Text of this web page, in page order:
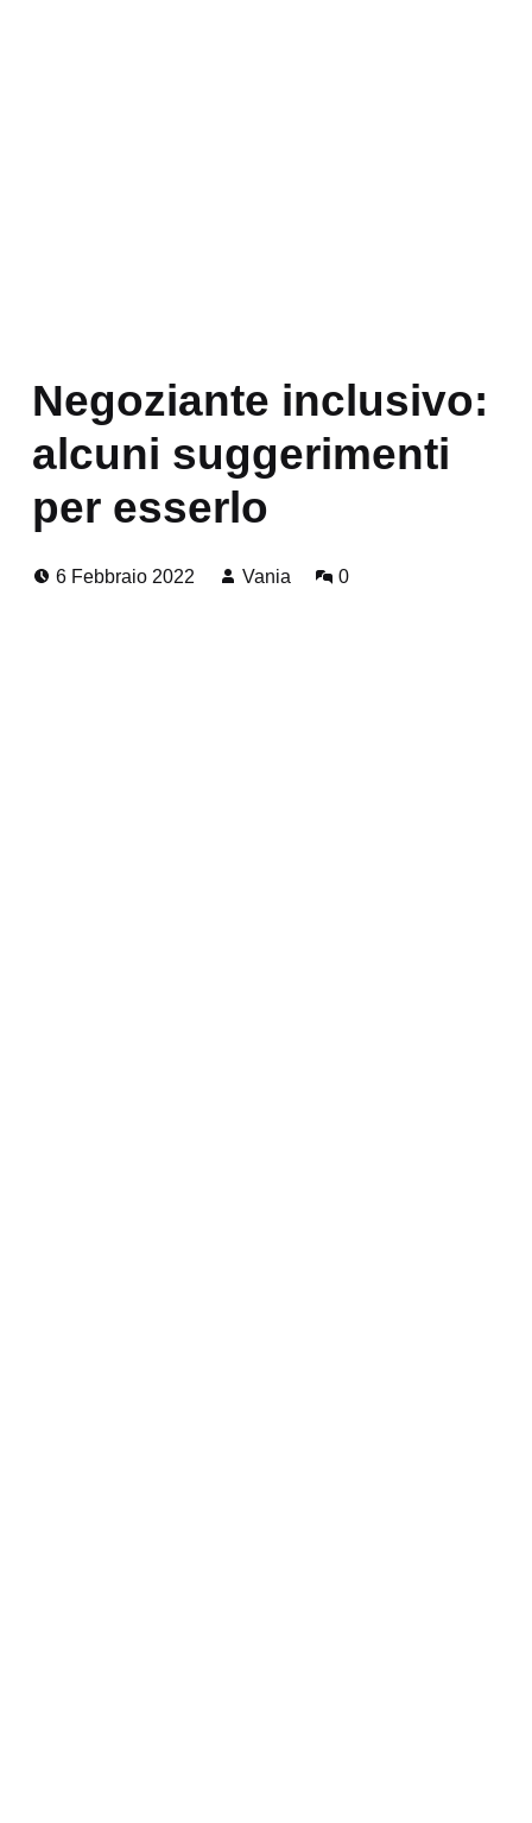
Negoziante inclusivo:
alcuni suggerimenti
per esserlo
Posted on:
6 Febbraio 2022
Written by:
Vania
Comments:
0